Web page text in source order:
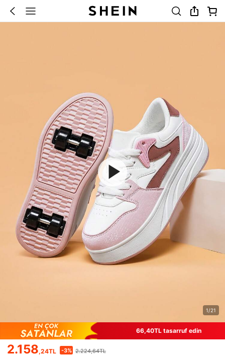
1/21
66,40TL tasarruf edin
2.158,24TL -3% 2.224,64TL